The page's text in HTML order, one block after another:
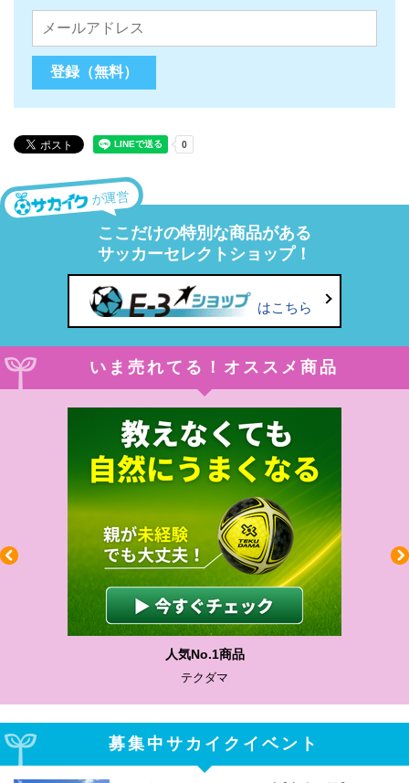
が運営
ここだけの特別な商品がある
サッカーセレクトショップ！
はこちら
いま売れてる！オススメ商品
人気No.1商品
テクダマ
募集中サカイクイベント